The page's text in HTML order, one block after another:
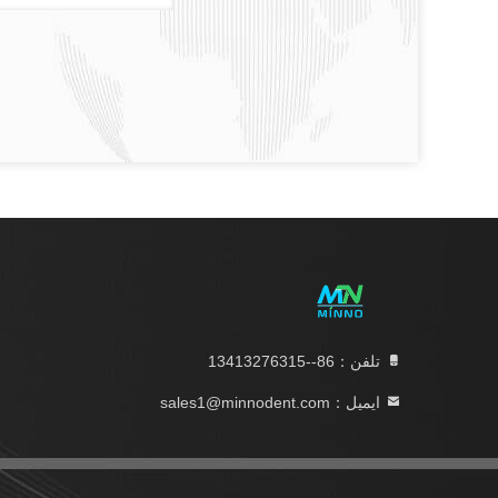
تلفن：86--13413276315
ایمیل：sales1@minnodent.com